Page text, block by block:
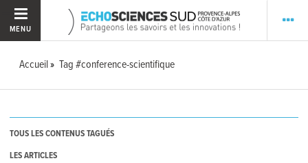
MENU
Accueil Tag #conference-scientifique
TOUS LES CONTENUS TAGUÉS
LES ARTICLES